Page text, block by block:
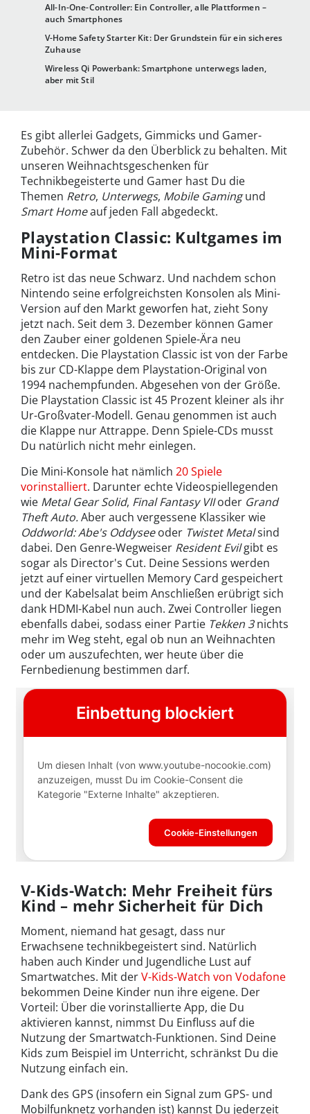
All-In-One-Controller: Ein Controller, alle Plattformen –
auch Smartphones
V-Home Safety Starter Kit: Der Grundstein für ein sicheres
Zuhause
Wireless Qi Powerbank: Smartphone unterwegs laden,
aber mit Stil
Es gibt allerlei Gadgets, Gimmicks und Gamer-
Zubehör. Schwer da den Überblick zu behalten. Mit
unseren Weihnachtsgeschenken für
Technikbegeisterte und Gamer hast Du die
Themen Retro, Unterwegs, Mobile Gamingund
Smart Homeauf jeden Fall abgedeckt.
Playstation Classic: Kultgames im
Mini-Format
Retro ist das neue Schwarz. Und nachdem schon
Nintendo seine erfolgreichsten Konsolen als Mini-
Version auf den Markt geworfen hat, zieht Sony
jetzt nach. Seit dem 3. Dezember können Gamer
den Zauber einer goldenen Spiele-Ära neu
entdecken. Die Playstation Classic ist von der Farbe
bis zur CD-Klappe dem Playstation-Original von
1994 nachempfunden. Abgesehen von der Größe.
Die Playstation Classic ist 45 Prozent kleiner als ihr
Ur-Großvater-Modell. Genau genommen ist auch
die Klappe nur Attrappe. Denn Spiele-CDs musst
Du natürlich nicht mehr einlegen.
Die Mini-Konsole hat nämlich 20 Spiele
vorinstalliert. Darunter echte Videospiellegenden
wie Metal Gear Solid, Final Fantasy VIIoder Grand
Theft Auto.Aber auch vergessene Klassiker wie
Oddworld: Abe's Oddyseeoder Twistet Metalsind
dabei. Den Genre-Wegweiser Resident Evilgibt es
sogar als Director's Cut. Deine Sessions werden
jetzt auf einer virtuellen Memory Card gespeichert
und der Kabelsalat beim Anschließen erübrigt sich
dank HDMI-Kabel nun auch. Zwei Controller liegen
ebenfalls dabei, sodass einer Partie Tekken 3nichts
mehr im Weg steht, egal ob nun an Weihnachten
oder um auszufechten, wer heute über die
Fernbedienung bestimmen darf.
V-Kids-Watch: Mehr Freiheit fürs
Kind – mehr Sicherheit für Dich
Moment, niemand hat gesagt, dass nur
Erwachsene technikbegeistert sind. Natürlich
haben auch Kinder und Jugendliche Lust auf
Smartwatches. Mit derV-Kids-Watch von Vodafone
bekommen Deine Kinder nun ihre eigene. Der
Vorteil: Über die vorinstallierte App, die Du
aktivieren kannst, nimmst Du Einfluss auf die
Nutzung der Smartwatch-Funktionen. Sind Deine
Kids zum Beispiel im Unterricht, schränkst Du die
Nutzung einfach ein.
Dank des GPS (insofern ein Signal zum GPS- und
Mobilfunknetz vorhanden ist) kannst Du jederzeit